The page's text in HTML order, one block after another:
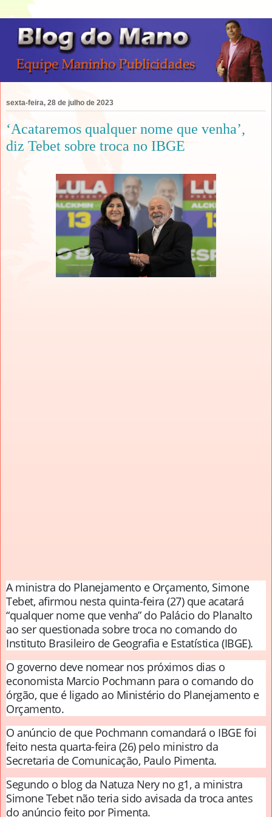
sexta-feira, 28 de julho de 2023
‘Acataremos qualquer nome que venha’,
diz Tebet sobre troca no IBGE
A ministra do Planejamento e Orçamento, Simone
Tebet, afirmou nesta quinta-feira (27) que acatará
“qualquer nome que venha” do Palácio do Planalto
ao ser questionada sobre troca no comando do
Instituto Brasileiro de Geografia e Estatística (IBGE).
O governo deve nomear nos próximos dias o
economista Marcio Pochmann para o comando do
órgão, que é ligado ao Ministério do Planejamento e
Orçamento.
O anúncio de que Pochmann comandará o IBGE foi
feito nesta quarta-feira (26) pelo ministro da
Secretaria de Comunicação, Paulo Pimenta.
Segundo o blog da Natuza Nery no g1, a ministra
Simone Tebet não teria sido avisada da troca antes
do anúncio feito por Pimenta.